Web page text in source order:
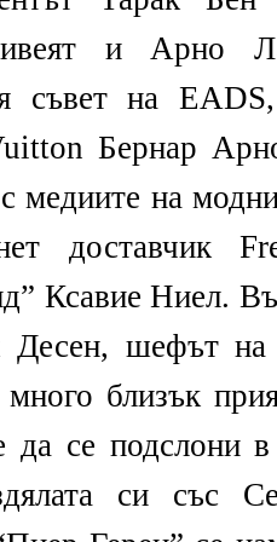
и Арно
съвет на
Бернар
медиите на
доставчик
Ксавие Ниел.
шефът на
близък
да се подслони
си със